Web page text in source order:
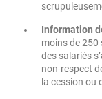
Information
moins de 250
des salariés
non-respect
la cession ou